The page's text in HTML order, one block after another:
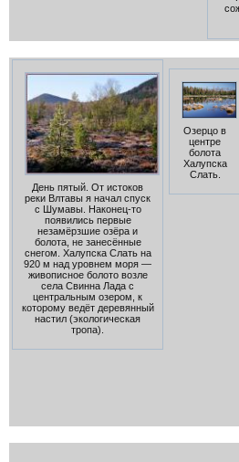
День пятый. От истоков
реки Влтавы я начал спуск
с Шумавы. Наконец-то
появились первые
незамёрзшие озёра и
болота, не занесённые
снегом. Халупска Слать на
920 м над уровнем моря —
живописное болото возле
села Свинна Лада с
центральным озером, к
которому ведёт деревянный
настил (экологическая
тропа).
Озерцо в
центре
болота
Халупска
Слать.